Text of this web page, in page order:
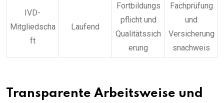
IVD-
Mitgliedscha
ft
Laufend
Fortbildungs
pflicht und
Qualitätssich
erung
Fachprüfung
und
Versicherung
snachweis
Transparente Arbeitsweise und